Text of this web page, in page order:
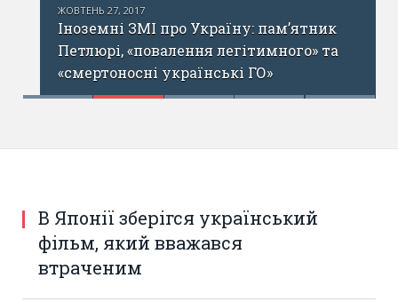
ЖОВТЕНЬ 27, 2017
Іноземні ЗМІ про Україну: пам’ятник
Петлюрі, «повалення легітимного» та
«смертоносні українські ГО»
В Японії зберігся український
фільм, який вважався
втраченим